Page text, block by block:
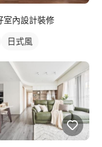
室內設計裝修
日式風